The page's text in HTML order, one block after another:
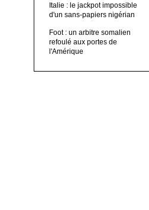
Italie : le jackpot impossible
d'un sans-papiers nigérian
Foot : un arbitre somalien
refoulé aux portes de
l'Amérique